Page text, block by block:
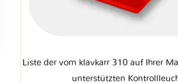
Liste der vom klavkarr 310 auf Ihrer
unterstützten